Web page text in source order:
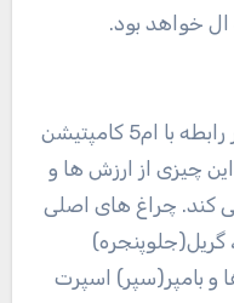
برخلاف سایر سدان های سریع، در رابطه با ام5 کامپتیشن
چیزی از ارزش ها و
کند. چراغ های اصلی
گریل(جلوپنجره)
و بامپر(سپر) اسپرت